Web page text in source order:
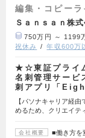
編集・コピーラ
Ｓａｎｓａｎ株
750万円 ～ 1199
祝休み
年収600万
★☆東証プライ
名刺管理サービ
刺アプリ「
【パソナキャリア経
めるため、クリエイテ
会社概要
■働き方を